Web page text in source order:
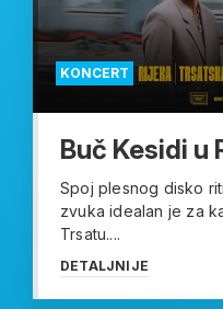
KONCERT
Buč Kesidi u
Spoj plesnog disko
zvuka idealan je za
Trsatu....
DETALJNIJE